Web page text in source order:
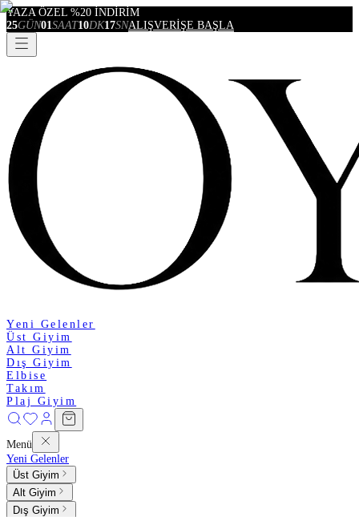
YAZA ÖZEL %20 İNDİRİM
25GÜN01SAAT10DK17SNALIŞVERİŞE BAŞLA
Yeni Gelenler
Üst Giyim
Alt Giyim
Dış Giyim
Elbise
Takım
Plaj Giyim
Menü
Yeni Gelenler
Üst Giyim
Alt Giyim
Dış Giyim